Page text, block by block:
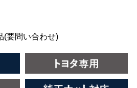
(要問い合わせ)